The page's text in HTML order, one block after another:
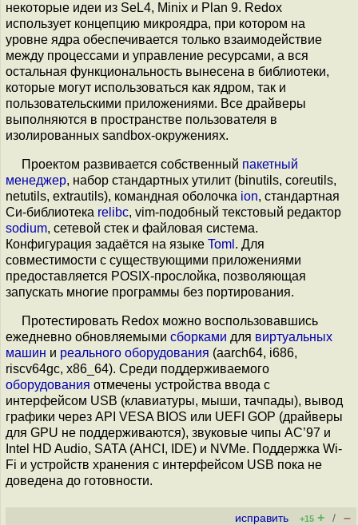
некоторые идеи из SeL4, Minix и Plan 9. Redox
использует концепцию микроядра, при котором на
уровне ядра обеспечивается только взаимодействие
между процессами и управление ресурсами, а вся
остальная функциональность вынесена в библиотеки,
которые могут использоваться как ядром, так и
пользовательскими приложениями. Все драйверы
выполняются в пространстве пользователя в
изолированных sandbox-окружениях.
Проектом развивается собственный пакетный
менеджер, набор стандартных утилит (binutils, coreutils,
netutils, extrautils), командная оболочка ion, стандартная
Си-библиотека relibc, vim-подобный текстовый редактор
sodium, сетевой стек и файловая система.
Конфигурация задаётся на языке Toml . Для
совместимости с существующими приложениями
предоставляется POSIX-прослойка, позволяющая
запускать многие программы без портирования.
Протестировать Redox можно воспользовавшись
ежедневно обновляемыми сборками для виртуальных
машин и реального оборудования (aarch64, i686,
riscv64gc, x86_64). Среди поддерживаемого
оборудования отмечены устройства ввода с
интерфейсом USB (клавиатуры, мыши, тачпады), вывод
графики через API VESA BIOS или UEFI GOP (драйверы
для GPU не поддерживаются), звуковые чипы AC’97 и
Intel HD Audio, SATA (AHCI, IDE) и NVMe. Поддержка Wi-
Fi и устройств хранения с интерфейсом USB пока не
доведена до готовности.
исправить +15 + / –